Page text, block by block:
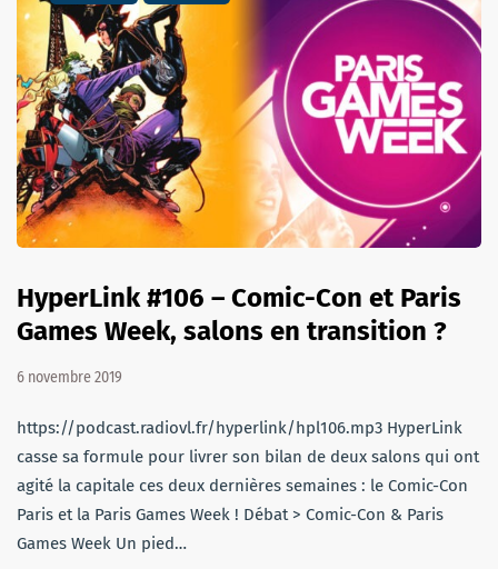
HyperLink #106 – Comic-Con et Paris
Games Week, salons en transition ?
6 novembre 2019
https://podcast.radiovl.fr/hyperlink/hpl106.mp3 HyperLink
casse sa formule pour livrer son bilan de deux salons qui ont
agité la capitale ces deux dernières semaines : le Comic-Con
Paris et la Paris Games Week ! Débat > Comic-Con & Paris
Games Week Un pied…